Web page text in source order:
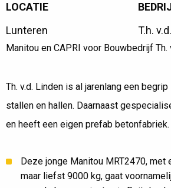
RECE LEV
HOME
V.D. LINDEN
LOCATIE
Lunteren
T.h.
Manitou en CAPRI voor Bouwbedrijf Th.
Th. v.d. Linden is al jarenlang een
stallen en hallen. Daarnaast
en heeft een eigen prefab betonfabriek.
Deze jonge Manitou MRT2470, met
maar liefst 9000 kg, gaat